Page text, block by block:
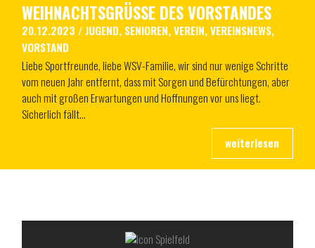
WEIHNACHTSGRÜSSE DES VORSTANDES
20.12.2023 /JUGEND, SENIOREN,VEREIN,VEREINSNEWS,
VORSTAND
Liebe Sportfreunde, liebe WSV-Familie, wir sind nur wenige Schritte
vom neuen Jahr entfernt, dass mit Sorgen und Befürchtungen, aber
auch mit großen Erwartungen und Hoffnungen vor uns liegt.
Sicherlich fällt…